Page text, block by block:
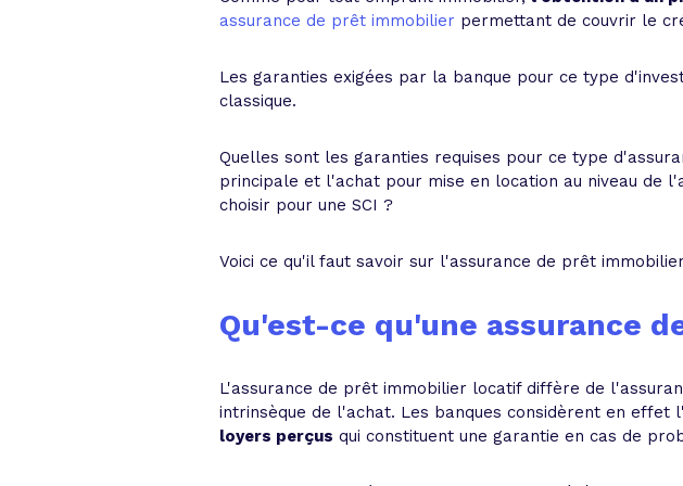
assurance de prêt immobilier permettant de couvrir le
Les garanties exigées par la banque pour ce type
classique.
Quelles sont les garanties requises pour ce type
principale et l'achat pour mise en location au niveau de
choisir pour une SCI ?
Voici ce qu'il faut savoir sur l'assurance de prêt
Qu'est-ce qu'une assurance
L'assurance de prêt immobilier locatif diffère de
intrinsèque de l'achat. Les banques considèrent en effet
loyers perçus qui constituent une garantie en cas de